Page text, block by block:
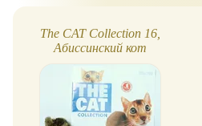
The CAT Сollection 16,
Абиссинский кот